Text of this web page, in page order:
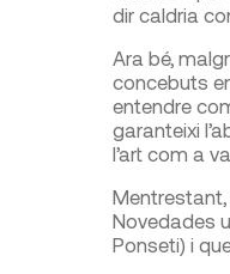
dir caldria
Ara bé,
concebuts
entendre
garanteixi
l’art com a
Mentrestant,
Novedades
Ponseti) i